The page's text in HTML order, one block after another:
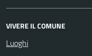
VIVERE IL COMUNE
Luoghi